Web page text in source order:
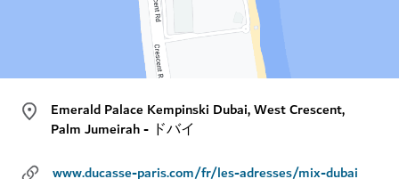
Emerald Palace Kempinski Dubai, West Crescent,
Palm Jumeirah - ドバイ
www.ducasse-paris.com/fr/les-adresses/mix-dubai